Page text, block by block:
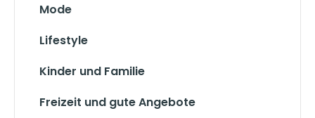
Mode
Lifestyle
Kinder und Familie
Freizeit und gute Angebote